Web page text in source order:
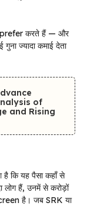
करते हैं — और
ज्यादा कमाई देता
of
and Rising
कि यह पैसा कहाँ से
हैं, उनमें से करोड़ों
है। जब SRK या